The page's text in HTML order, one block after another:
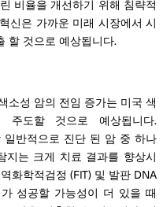
비율을 개선하기 위해 침략적
신은 가까운 미래 시장에서 시
할 것으로 예상됩니다.
소성 암의 전임 증가는 미국 색
도할 것으로 예상됩니다.
반적으로 진단 된 암 중 하나
지는 크게 치료 결과를 향상시
화학적검정 (FIT) 및 발판 DNA
성공할 가능성이 더 있을 때